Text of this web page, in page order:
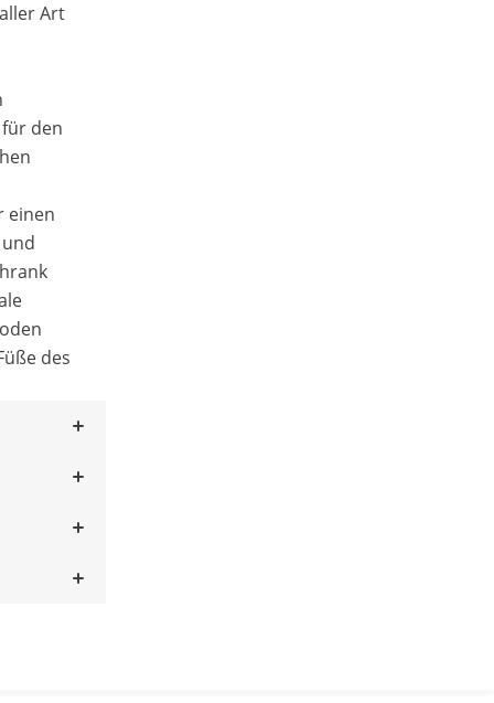
Art
den
einen
des